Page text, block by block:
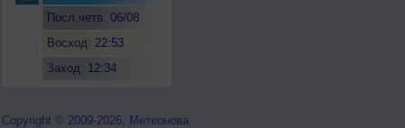
Посл.четв. 06/08
Восход: 22:53
Заход: 12:34
Copyright © 2009-2026, Метеонова